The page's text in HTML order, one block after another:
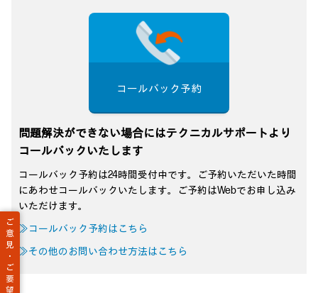
ご
意
見
・
ご
要
望
コールバック予約
問題解決ができない場合にはテクニカルサポートより
コールバックいたします
コールバック予約は24時間受付中です。ご予約いただいた時間
にあわせコールバックいたします。ご予約はWebでお申し込み
いただけます。
≫コールバック予約はこちら
≫その他のお問い合わせ方法はこちら